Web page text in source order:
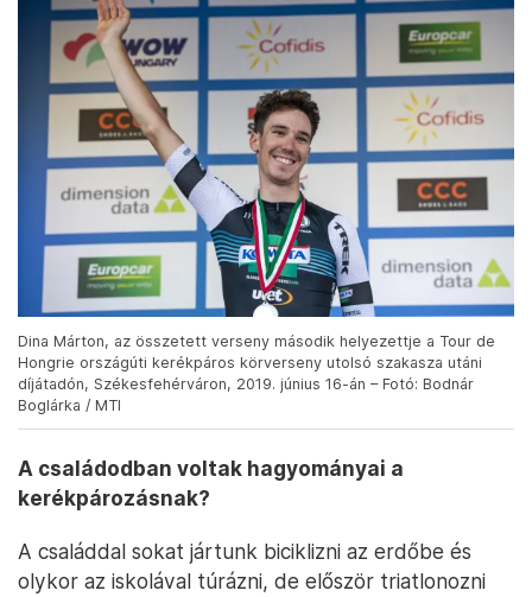
Dina Márton, az összetett verseny második helyezettje a Tour de
Hongrie országúti kerékpáros körverseny utolsó szakasza utáni
díjátadón, Székesfehérváron, 2019. június 16-án – Fotó: Bodnár
Boglárka / MTI
A családodban voltak hagyományai a
kerékpározásnak?
A családdal sokat jártunk biciklizni az erdőbe és
olykor az iskolával túrázni, de először triatlonozni